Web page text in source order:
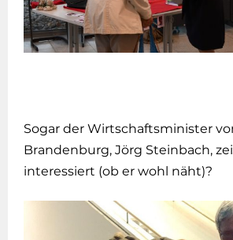
Sogar der Wirtschaftsminister
Brandenburg, Jörg Steinbach,
interessiert (ob er wohl näht)?